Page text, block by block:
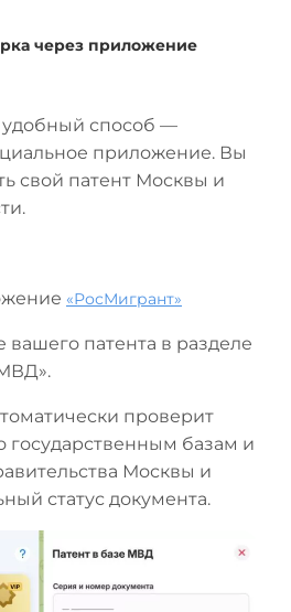
через приложение
способ —
приложение. Вы
свой патент Москвы и
«РосМигрант»
вашего патента в разделе
проверит
базам и
Москвы и
статус документа.